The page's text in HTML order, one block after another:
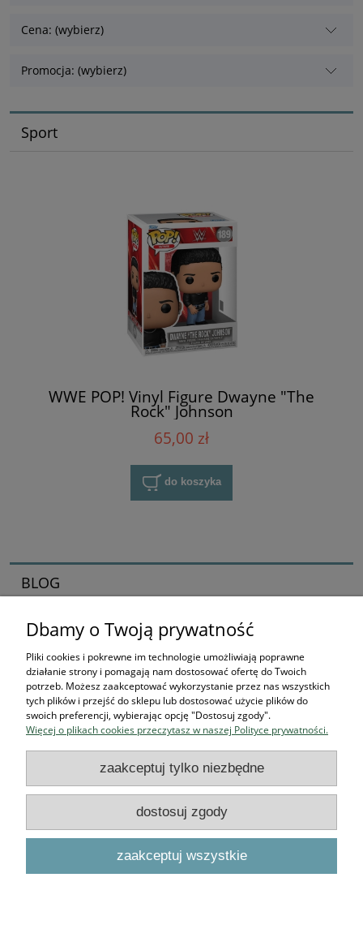
Cena: (wybierz)
Promocja: (wybierz)
Sport
WWE POP! Vinyl Figure Dwayne "The
Rock" Johnson
65,00 zł
do koszyka
BLOG
Zaczynamy kolekcjonerska przygodę
16-04-2026 , Stworek
Jak zacząć kolekcjonować
figurki? Przewodnik dla
przyszłych bohaterów
Podstawowe informacje
O NAS
Dbamy o Twoją prywatność
Pliki cookies i pokrewne im technologie umożliwiają poprawne
działanie strony i pomagają nam dostosować ofertę do Twoich
potrzeb. Możesz zaakceptować wykorzystanie przez nas wszystkich
tych plików i przejść do sklepu lub dostosować użycie plików do
swoich preferencji, wybierając opcję "Dostosuj zgody".
Więcej o plikach cookies przeczytasz w naszej Polityce prywatności.
zaakceptuj tylko niezbędne
dostosuj zgody
zaakceptuj wszystkie